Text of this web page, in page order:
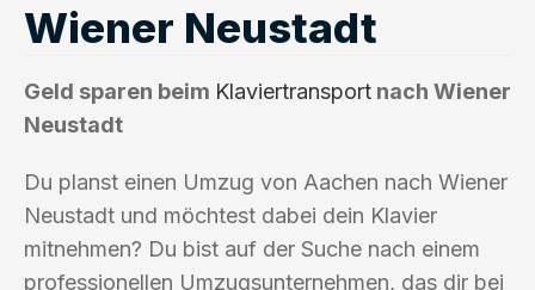
Wiener Neustadt
Geld sparen beim Klaviertransport nach Wiener
Neustadt
Du planst einen Umzug von Aachen nach Wiener
Neustadt und möchtest dabei dein Klavier
mitnehmen? Du bist auf der Suche nach einem
professionellen Umzugsunternehmen, das dir bei